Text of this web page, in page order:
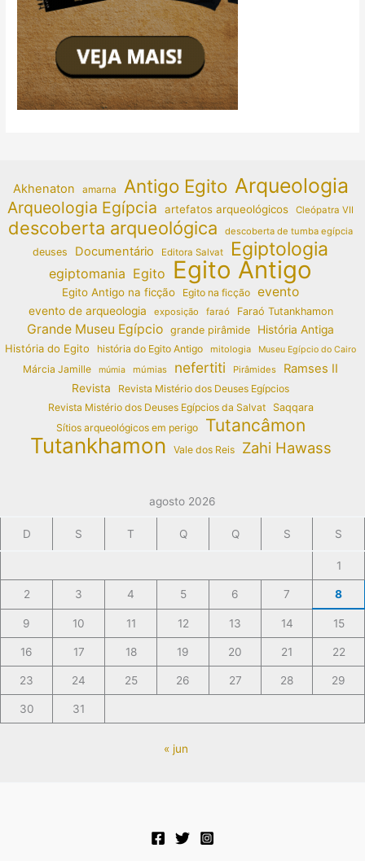
Akhenaton amarna Antigo Egito Arqueologia
Arqueologia Egípcia artefatos arqueológicos Cleópatra VII
descoberta arqueológica descoberta de tumba egípcia
deuses Documentário Editora Salvat Egiptologia
egiptomania Egito Egito Antigo
Egito Antigo na ficção Egito na ficção evento
evento de arqueologia exposição faraó Faraó Tutankhamon
Grande Museu Egípcio grande pirâmide
História Antiga
História do Egito
história do Egito Antigo mitologia Museu Egípcio do Cairo
Márcia Jamille múmia múmias nefertiti Pirâmides Ramses II
Revista
Revista Mistério dos Deuses Egípcios
Revista Mistério dos Deuses Egípcios da Salvat
Saqqara
Sítios arqueológicos em perigo
Tutancâmon
Tutankhamon Vale dos Reis Zahi Hawass
agosto 2026
D S T Q Q S S
1
2 3 4 5 6 7 8
9 10 11 12 13 14 15
16 17 18 19 20 21 22
23 24 25 26 27 28 29
30 31
« jun